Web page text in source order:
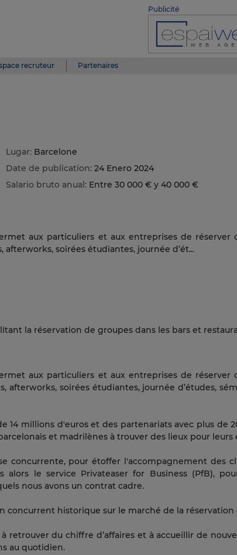
Publicité
recruteur Partenaires
Lugar: Barcelone
Date de publication: 24 Enero 2024
Salario bruto anual: Entre 30 000 € y 40 000 €
aux particuliers et aux entreprises de
soirées étudiantes, journée d’ét...
la réservation de groupes dans les bars et
aux particuliers et aux entreprises de
soirées étudiantes, journée d’études,
14 millions d'euros et des partenariats avec plus de
et madrilènes à trouver des lieux pour
concurrente, pour étoffer l'accompagnement des
le service Privateaser for Business (PfB),
nous avons un contrat cadre.
concurrent historique sur le marché de la réservation
retrouver du chiffre d’affaires et à accueillir de
au quotidien.